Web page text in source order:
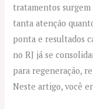
tratamentos surgem
tanta atenção
ponta e resultados
no RJ já se
para regeneração,
Neste artigo, você